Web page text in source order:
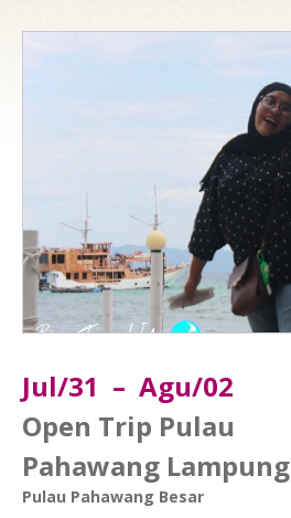
Jul/31 – Agu/02
Open Trip Pulau
Pahawang Lampung
Pulau Pahawang Besar